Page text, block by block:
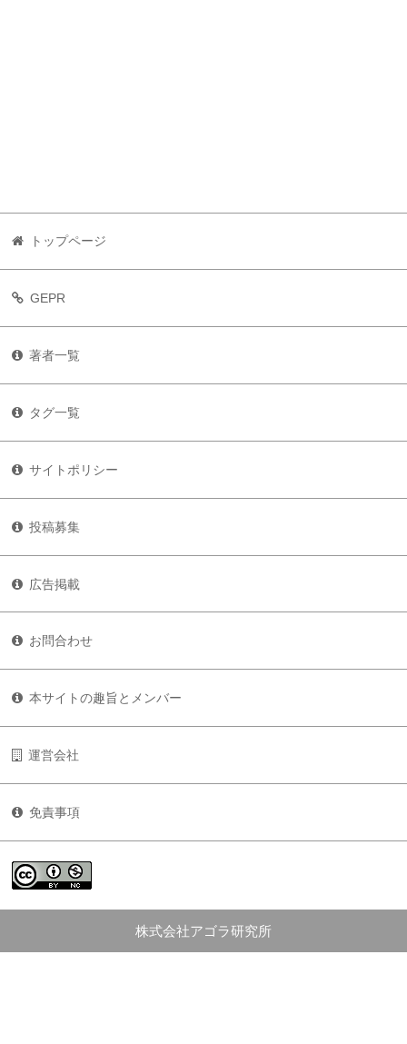
トップページ
GEPR
著者一覧
タグ一覧
サイトポリシー
投稿募集
広告掲載
お問合わせ
本サイトの趣旨とメンバー
運営会社
免責事項
株式会社アゴラ研究所